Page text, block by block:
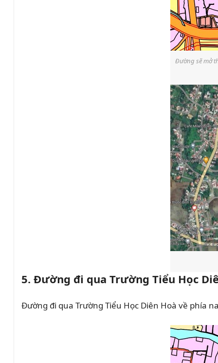
Đường sẽ mở
5. Đường đi qua Trường Tiểu Học
Đường đi qua Trường Tiểu Học Diên Hoà về phía